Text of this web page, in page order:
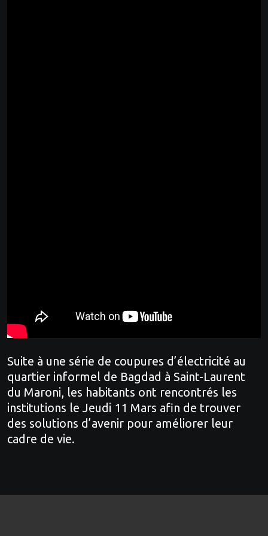
Suite à une série de coupures d’électricité au
quartier informel de Bagdad à Saint-Laurent
du Maroni, les habitants ont rencontrés les
institutions le Jeudi 11 Mars afin de trouver
des solutions d’avenir pour améliorer leur
cadre de vie.